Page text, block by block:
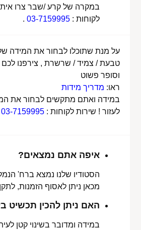
במקרה של קרע /שבר צרו
לקוחות :03-7159995
.
על מנת שתוכלו לבחור את המידה
טבעת / צמיד / שרשרת , צירפנו לכם
וסופר פשוט
ראו: מדריך מידות
במידה ואתם מתקשים לבחור את
לעזור ! שירות לקוחות :03-7159995
איפה אתם נמצאים?
מכאן ניתן לאסוף הזמנות,
האם ניתן להכין תכשיט
במידה ומדובר בשינוי קטן